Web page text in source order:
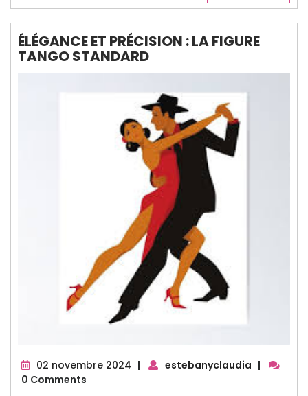
ÉLÉGANCE ET PRÉCISION : LA FIGURE
TANGO STANDARD
02 novembre 2024 02
| estebanyclaudia |
0 Comments